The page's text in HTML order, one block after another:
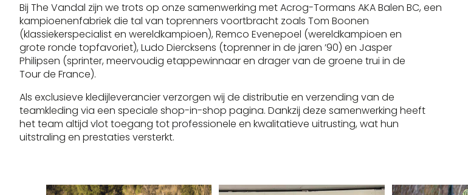
Bij The Vandal zijn we trots op onze samenwerking met Acrog-Tormans AKA Balen BC, een
kampioenenfabriek die tal van toprenners voortbracht zoals Tom Boonen
(klassiekerspecialist en wereldkampioen), Remco Evenepoel (wereldkampioen en
grote ronde topfavoriet), Ludo Diercksens (toprenner in de jaren ’90) en Jasper
Philipsen (sprinter, meervoudig etappewinnaar en drager van de groene trui in de
Tour de France).
Als exclusieve kledijleverancier verzorgen wij de distributie en verzending van de
teamkleding via een speciale shop-in-shop pagina. Dankzij deze samenwerking heeft
het team altijd vlot toegang tot professionele en kwalitatieve uitrusting, wat hun
uitstraling en prestaties versterkt.